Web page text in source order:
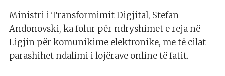
Ministri i Transformimit Digjital, Stefan
Andonovski, ka folur për ndryshimet e reja në
Ligjin për komunikime elektronike, me të cilat
parashihet ndalimi i lojërave online të fatit.